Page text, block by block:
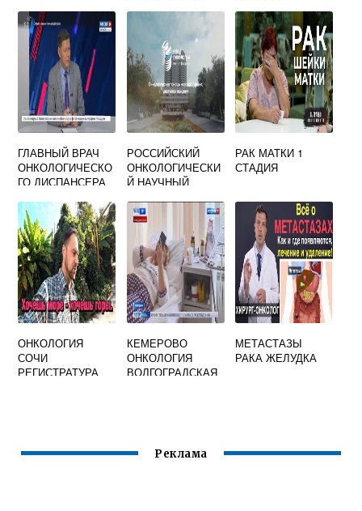
ЧАСТЬ
ГЛАВНЫЙ ВРАЧ
ОНКОЛОГИЧЕСКО
ГО ДИСПАНСЕРА
РОССИЙСКИЙ
ОНКОЛОГИЧЕСКИ
Й НАУЧНЫЙ
БЛОХИНА РАМН
РАК МАТКИ 1
СТАДИЯ
ОНКОЛОГИЯ
СОЧИ
РЕГИСТРАТУРА
КЕМЕРОВО
ОНКОЛОГИЯ
ВОЛГОГРАДСКАЯ
МЕТАСТАЗЫ
РАКА ЖЕЛУДКА
Реклама